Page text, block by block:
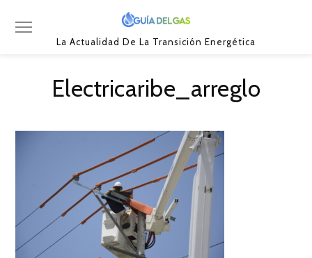
La Actualidad De La Transición Energética
Electricaribe_arreglo